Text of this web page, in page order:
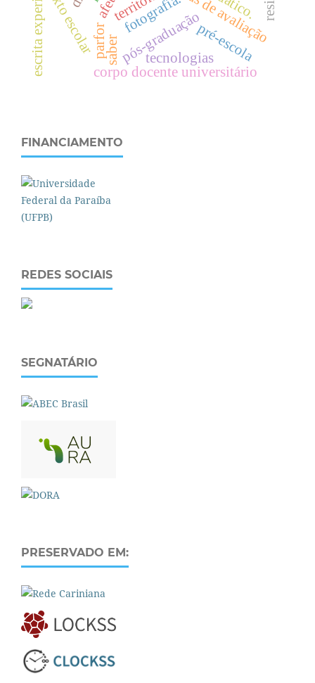
texto escolar pós-graduação
saber
corpo docente universitário
parfor pré-escola
tecnologias
fotografia.
FINANCIAMENTO
REDES SOCIAIS
SEGNATÁRIO
PRESERVADO EM: